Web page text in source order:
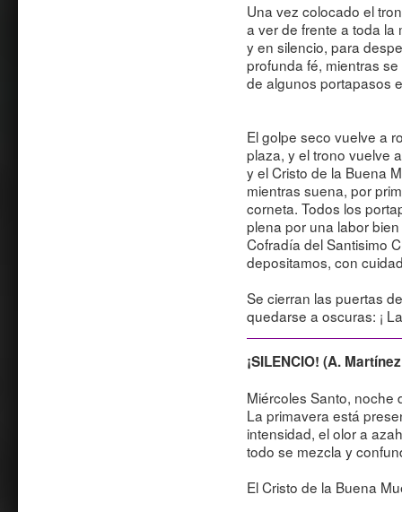
Una vez colocado el
a ver de frente a toda
y en silencio, para
profunda fé, mientras
de algunos portapasos
El golpe seco vuelve a
plaza, y el trono vuelve
y el Cristo de la Buena
mientras suena, por
corneta. Todos los
plena por una labor
Cofradía del Santisimo
depositamos, con
Se cierran las puertas
quedarse a oscuras: ¡
¡SILENCIO! (A.
Miércoles Santo, noche
La primavera está
intensidad, el olor a
todo se mezcla y
El Cristo de la Buena